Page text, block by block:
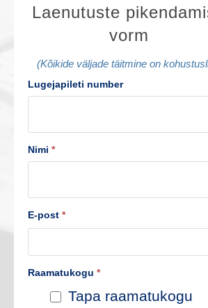
L
n
t
s
t
e
Laenutuste
vorm
(Kõikide väljade täitmine on
Lugejapileti number
Nimi *
E-post *
Raamatukogu *
Tapa raamatukogu